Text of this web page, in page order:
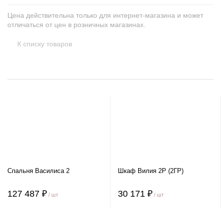
Цена действительна только для интернет-магазина и может
отличаться от цен в розничных магазинах.
К списку товаров
Спальня Василиса 2
127 487 ₽ / шт
Шкаф Вилия 2Р (2ГР)
30 171 ₽ / шт